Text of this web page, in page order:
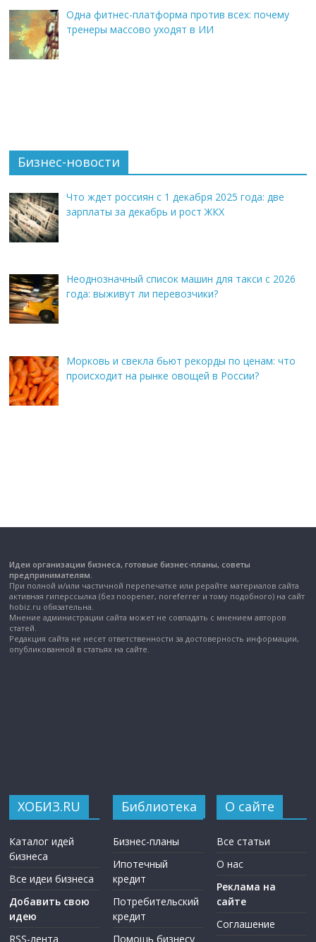
Одна фитнес-платформа против всех: почему
тренеры массово уходят в ИИ
Бизнес-новости
Что ждет россиян с 1 декабря 2025 года: две
зарплаты за декабрь и рост ЖКХ
Неоднозначный список машин для такси с 2026
года: выживут ли перевозчики?
Морковь и свекла бьют рекорды по ценам: что
происходит на рынке овощей в России?
Идеи организации бизнеса, готовые бизнес-планы, советы
предпринимателям.
При полной и/или частичной перепечатке или рерайте материалов сайта
активная гиперссылка (без noopener, noreferrer и тому подобного) на сайт
hobiz.ru обязательна.
Мнение администрации сайта может не совпадать с мнением авторов
статей.
Редакция сайта не несет ответственности за достоверность информации,
опубликованной в статьях на сайте.
ХОБИЗ.RU
Каталог идей
бизнеса
Все идеи бизнеса
Добавить свою
идею
RSS-лента
Библиотека
Бизнес-планы
Ипотечный
кредит
Потребительский
кредит
Помощь бизнесу
О сайте
Все статьи
О нас
Реклама на
сайте
Соглашение